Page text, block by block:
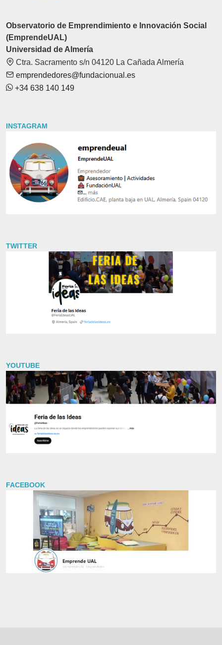
Observatorio de Emprendimiento e Innovación Social
(EmprendeUAL)
Universidad de Almería
Ctra. Sacramento s/n 04120 La Cañada Almería
emprendedores@fundacionual.es
+34 638 140 149
INSTAGRAM
TWITTER
YOUTUBE
FACEBOOK